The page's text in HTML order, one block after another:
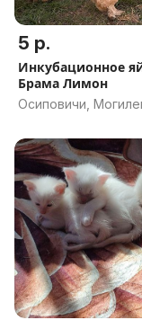
5 р.
Инкубационное
Брама Лимон
Осиповичи,